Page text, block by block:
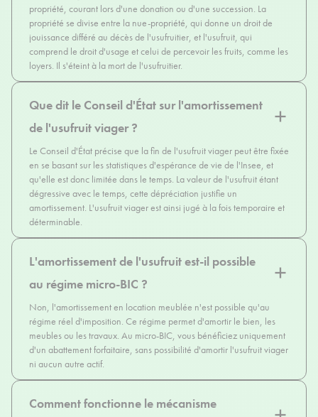
propriété, courant lors d'une donation ou d'une succession. La
propriété se divise entre la nue-propriété, qui donne un droit de
jouissance différé au décès de l'usufruitier, et l'usufruit, qui
comprend le droit d'usage et celui de percevoir les fruits, comme les
loyers. Il s'éteint à la mort de l'usufruitier.
Que dit le Conseil d'État sur l'amortissement
de l'usufruit viager ?
Le Conseil d'État précise que la fin de l'usufruit viager peut être fixée
en se basant sur les statistiques d'espérance de vie de l'Insee, et
qu'elle est donc limitée dans le temps. La valeur de l'usufruit étant
dégressive avec le temps, cette dépréciation justifie un
amortissement. L'usufruit viager est ainsi jugé à la fois temporaire et
déterminable.
L'amortissement de l'usufruit est-il possible
au régime micro-BIC ?
Non, l'amortissement en location meublée n'est possible qu'au
régime réel d'imposition. Ce régime permet d'amortir le bien, les
meubles ou les travaux. Au micro-BIC, vous bénéficiez uniquement
d'un abattement forfaitaire, sans possibilité d'amortir l'usufruit viager
ni aucun autre actif.
Comment fonctionne le mécanisme